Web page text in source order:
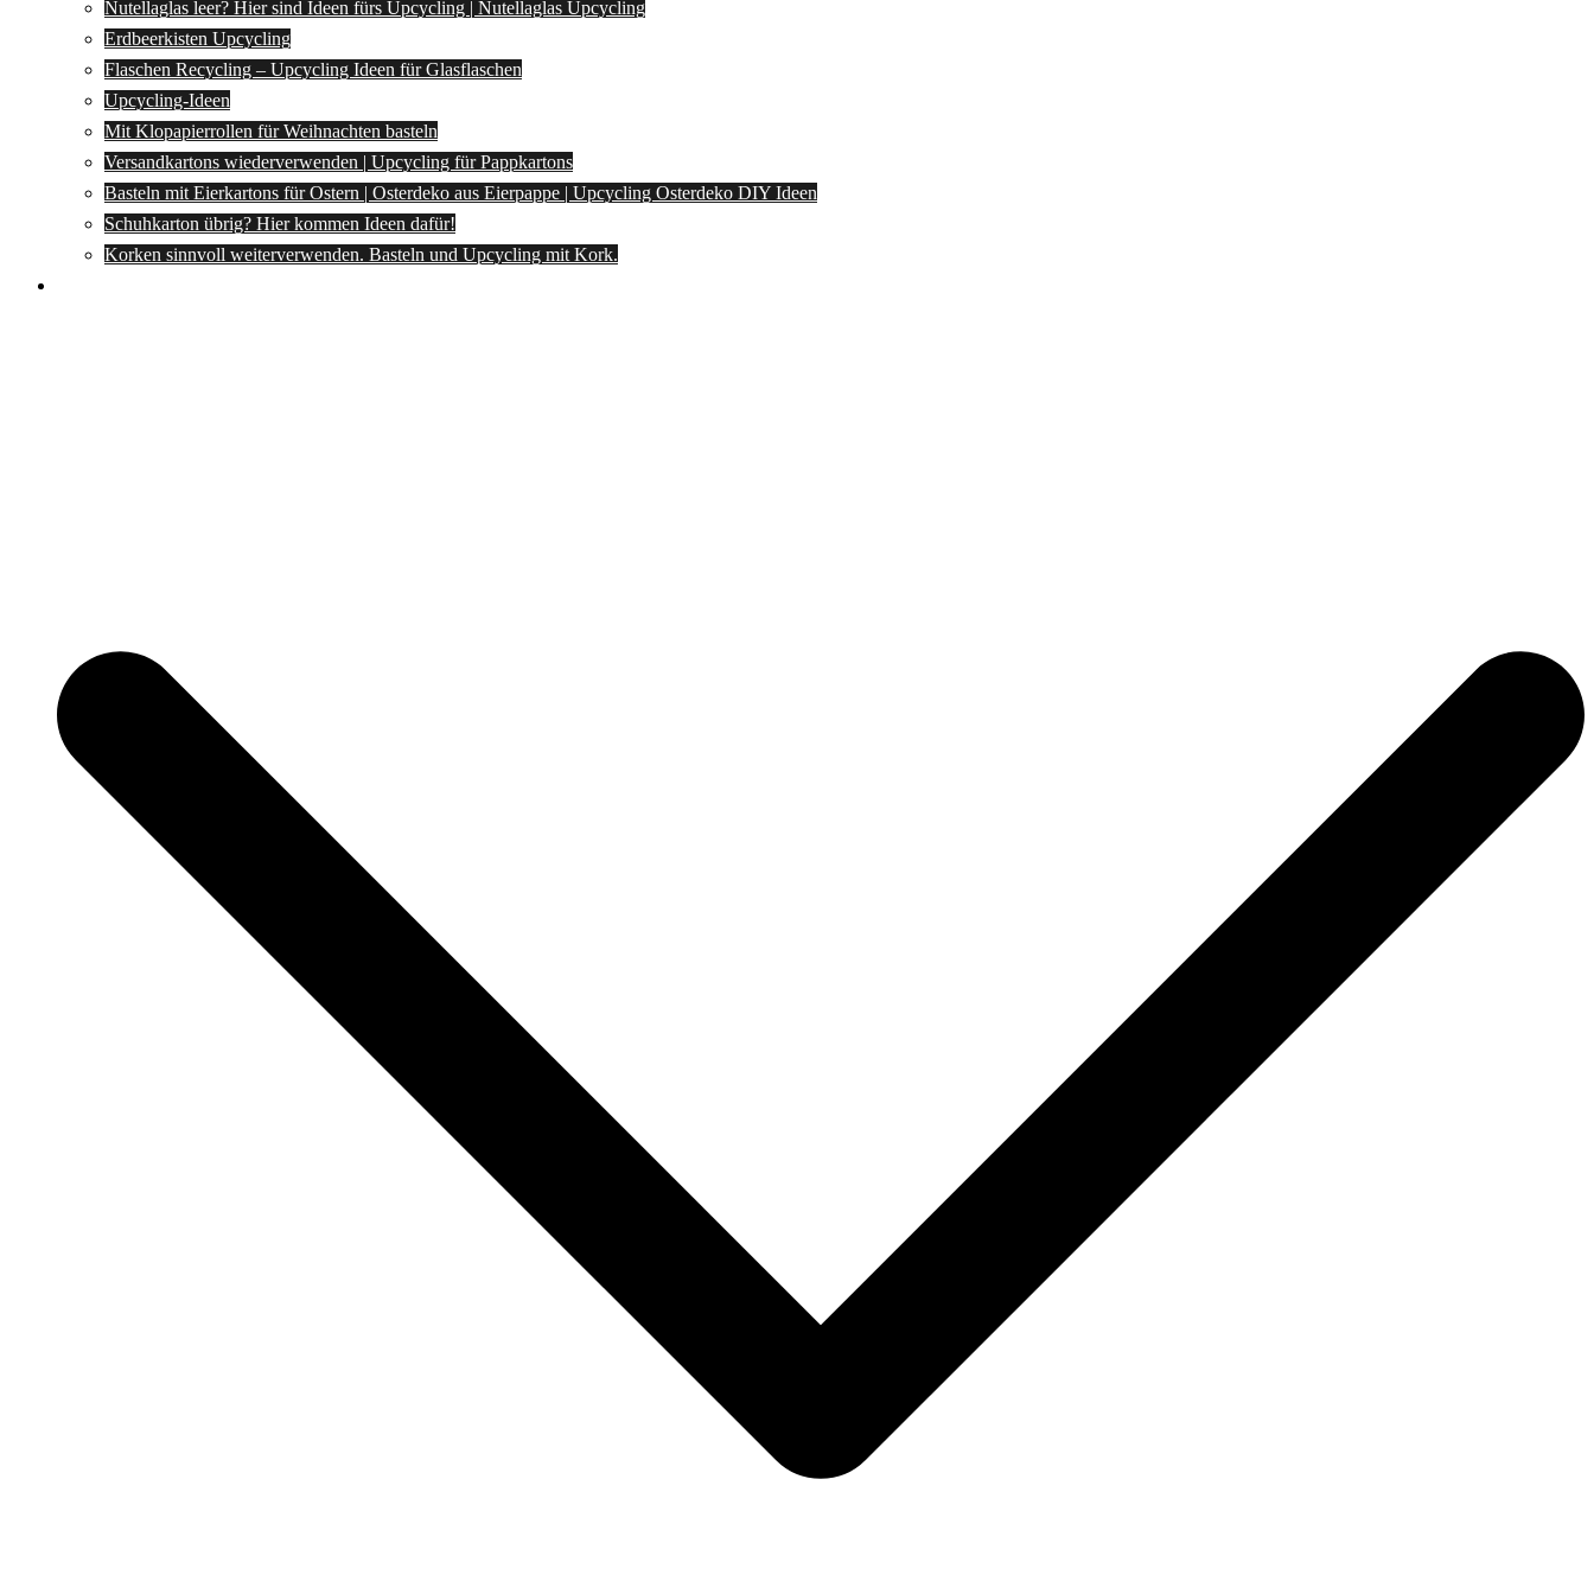
Nutellaglas leer? Hier sind Ideen fürs Upcycling | Nutellaglas Upcycling
Erdbeerkisten Upcycling
Flaschen Recycling – Upcycling Ideen für Glasflaschen
Upcycling-Ideen
Mit Klopapierrollen für Weihnachten basteln
Versandkartons wiederverwenden | Upcycling für Pappkartons
Basteln mit Eierkartons für Ostern | Osterdeko aus Eierpappe | Upcycling Osterdeko DIY Ideen
Schuhkarton übrig? Hier kommen Ideen dafür!
Korken sinnvoll weiterverwenden. Basteln und Upcycling mit Kork.